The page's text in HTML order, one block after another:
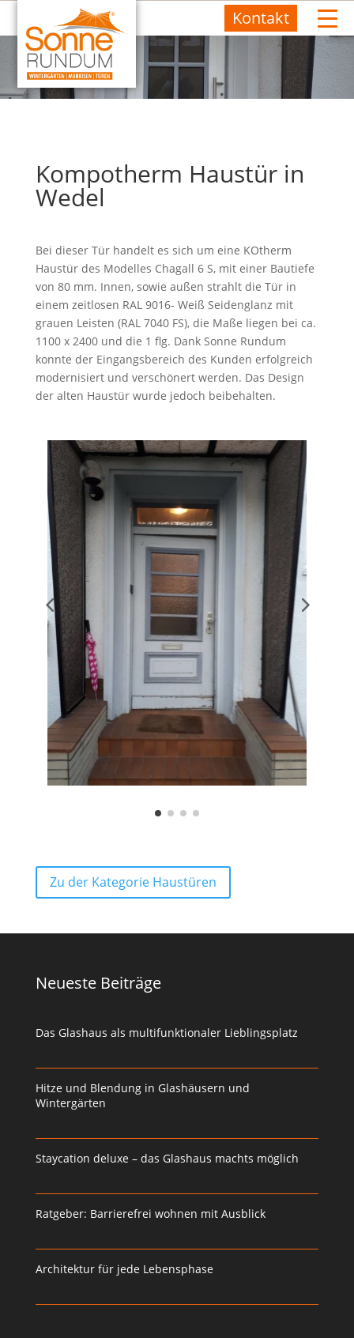
Kontakt
Kompotherm Haustür in
Wedel
Bei dieser Tür handelt es sich um eine KOtherm
Haustür des Modelles Chagall 6 S, mit einer Bautiefe
von 80 mm. Innen, sowie außen strahlt die Tür in
einem zeitlosen RAL 9016- Weiß Seidenglanz mit
grauen Leisten (RAL 7040 FS), die Maße liegen bei ca.
1100 x 2400 und die 1 flg. Dank Sonne Rundum
konnte der Eingangsbereich des Kunden erfolgreich
modernisiert und verschönert werden. Das Design
der alten Haustür wurde jedoch beibehalten.
Zu der Kategorie Haustüren
Neueste Beiträge
Das Glashaus als multifunktionaler Lieblingsplatz
Hitze und Blendung in Glashäusern und
Wintergärten
Staycation deluxe – das Glashaus machts möglich
Ratgeber: Barrierefrei wohnen mit Ausblick
Architektur für jede Lebensphase